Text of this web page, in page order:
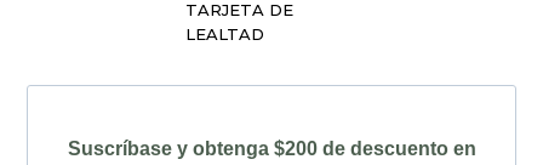
TARJETA DE
LEALTAD
Suscríbase y obtenga $200 de descuento en